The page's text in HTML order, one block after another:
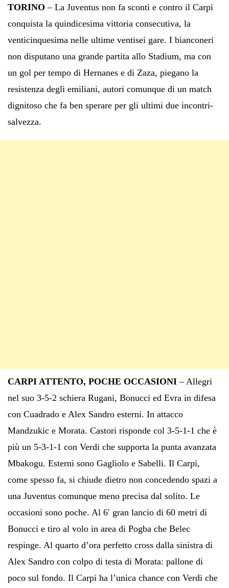
TORINO – La Juventus non fa sconti e contro il Carpi
conquista la quindicesima vittoria consecutiva, la
venticinquesima nelle ultime ventisei gare. I bianconeri
non disputano una grande partita allo Stadium, ma con
un gol per tempo di Hernanes e di Zaza, piegano la
resistenza degli emiliani, autori comunque di un match
dignitoso che fa ben sperare per gli ultimi due incontri-
salvezza.
CARPI ATTENTO, POCHE OCCASIONI – Allegri
nel suo 3-5-2 schiera Rugani, Bonucci ed Evra in difesa
con Cuadrado e Alex Sandro esterni. In attacco
Mandzukic e Morata. Castori risponde col 3-5-1-1 che è
più un 5-3-1-1 con Verdi che supporta la punta avanzata
Mbakogu. Esterni sono Gagliolo e Sabelli. Il Carpi,
come spesso fa, si chiude dietro non concedendo spazi a
una Juventus comunque meno precisa dal solito. Le
occasioni sono poche. Al 6′ gran lancio di 60 metri di
Bonucci e tiro al volo in area di Pogba che Belec
respinge. Al quarto d’ora perfetto cross dalla sinistra di
Alex Sandro con colpo di testa di Morata: pallone di
poco sul fondo. Il Carpi ha l’unica chance con Verdi che